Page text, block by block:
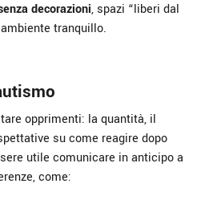
decorazioni, spazi “liberi dal
tranquillo.
opprimenti: la quantità, il
su come reagire dopo
utile comunicare in anticipo a
come: